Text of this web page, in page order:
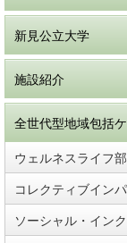
新見公立大学
施設紹介
全世代型地域包括
ウェルネスライフ
コレクティブイン
ソーシャル・イン